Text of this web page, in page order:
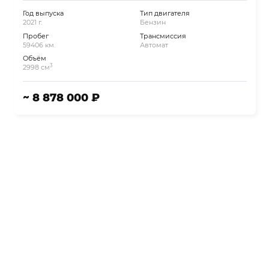
Год выпуска
2021 г.
Пробег
59406 км.
Объём
2998 см3
Тип двигателя
Бензин
Трансмиссия
Автомат
~ 8 878 000 ₽